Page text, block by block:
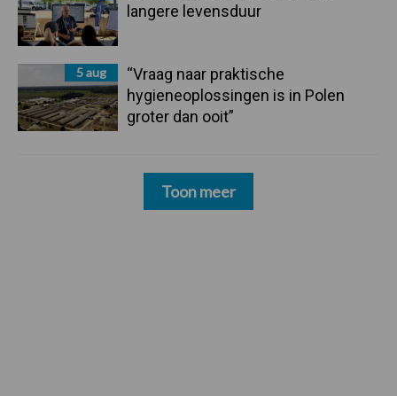
langere levensduur
5 aug
“Vraag naar praktische
hygieneoplossingen is in Polen
groter dan ooit”
Toon meer